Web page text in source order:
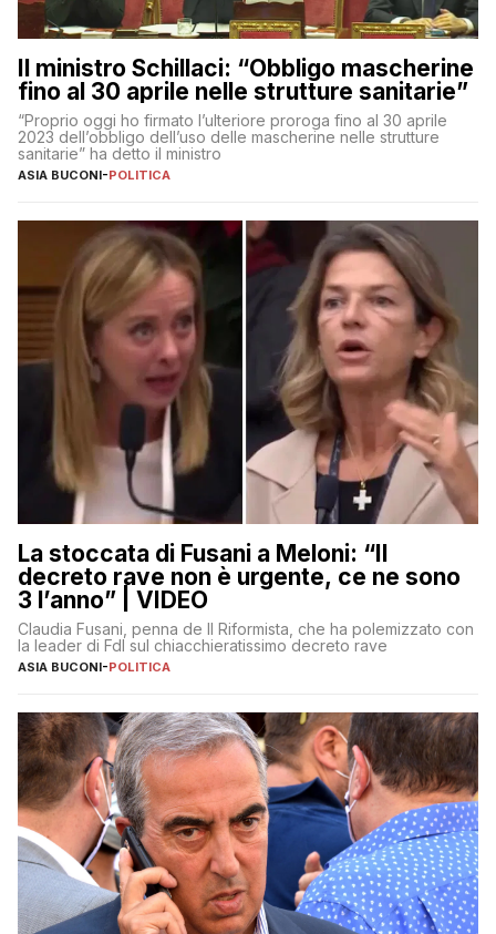
Il ministro Schillaci: “Obbligo mascherine
fino al 30 aprile nelle strutture sanitarie”
“Proprio oggi ho firmato l’ulteriore proroga fino al 30 aprile
2023 dell’obbligo dell’uso delle mascherine nelle strutture
sanitarie” ha detto il ministro
ASIA BUCONI-POLITICA
La stoccata di Fusani a Meloni: “Il
decreto rave non è urgente, ce ne sono
3 l’anno” | VIDEO
Claudia Fusani, penna de Il Riformista, che ha polemizzato con
la leader di FdI sul chiacchieratissimo decreto rave
ASIA BUCONI-POLITICA